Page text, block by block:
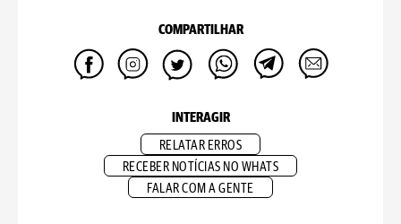
COMPARTILHAR
INTERAGIR
RELATAR ERROS
RECEBER NOTÍCIAS NO WHATS
FALAR COM A GENTE